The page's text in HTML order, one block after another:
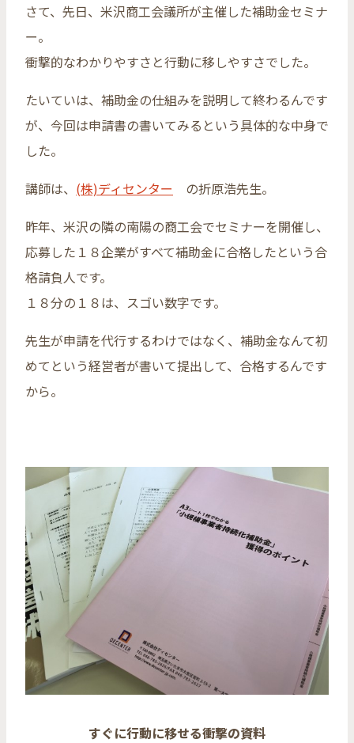
さて、先日、米沢商工会議所が主催した補助金セミナ
ー。
衝撃的なわかりやすさと行動に移しやすさでした。
たいていは、補助金の仕組みを説明して終わるんです
が、今回は申請書の書いてみるという具体的な中身で
した。
講師は、 (株)ディセンター の折原浩先生。
昨年、米沢の隣の南陽の商工会でセミナーを開催し、
応募した１８企業がすべて補助金に合格したという合
格請負人です。
１８分の１８は、スゴい数字です。
先生が申請を代行するわけではなく、補助金なんて初
めてという経営者が書いて提出して、合格するんです
から。
すぐに行動に移せる衝撃の資料